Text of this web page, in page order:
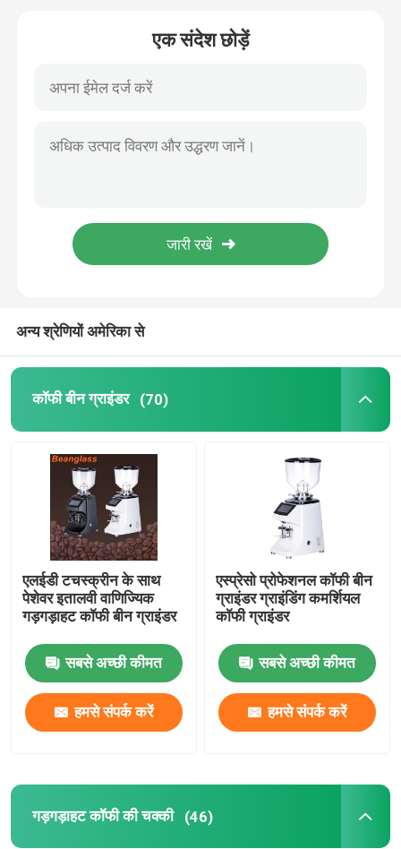
डोजरलेस कॉफी ग्राइंडर
आउटडोर कॉफी की चक्की
हाथ कॉफी की चक्की
स्वचालित दूध मेंढक
डिजिटल कॉफी ग्राइंडर
एक संदेश छोड़ें
अन्य श्रेणियों अमेरिका से
कॉफी बीन ग्राइंडर (70)
एलईडी टचस्क्रीन के साथ
पेशेवर इतालवी वाणिज्यिक
गड़गड़ाहट कॉफी बीन ग्राइंडर
सबसे अच्छी कीमत
हमसे संपर्क करें
एस्प्रेसो प्रोफेशनल कॉफी बीन
ग्राइंडर ग्राइंडिंग कमर्शियल
कॉफी ग्राइंडर
सबसे अच्छी कीमत
हमसे संपर्क करें
गड़गड़ाहट कॉफी की चक्की (46)